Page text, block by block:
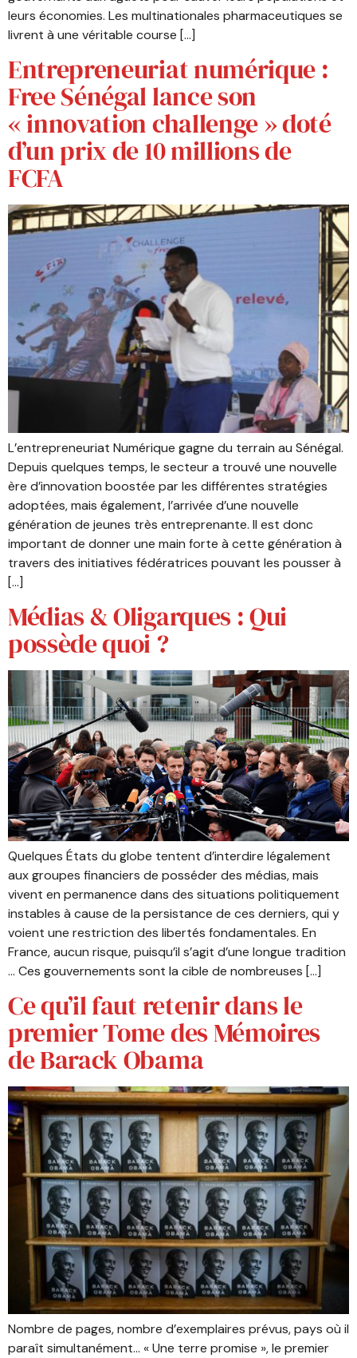
leurs économies. Les multinationales pharmaceutiques se
livrent à une véritable course […]
Entrepreneuriat numérique :
Free Sénégal lance son
« innovation challenge » doté
d’un prix de 10 millions de
FCFA
L’entrepreneuriat Numérique gagne du terrain au Sénégal.
Depuis quelques temps, le secteur a trouvé une nouvelle
ère d’innovation boostée par les différentes stratégies
adoptées, mais également, l’arrivée d’une nouvelle
génération de jeunes très entreprenante. Il est donc
important de donner une main forte à cette génération à
travers des initiatives fédératrices pouvant les pousser à
[…]
Médias & Oligarques : Qui
possède quoi ?
Quelques États du globe tentent d’interdire légalement
aux groupes financiers de posséder des médias, mais
vivent en permanence dans des situations politiquement
instables à cause de la persistance de ces derniers, qui y
voient une restriction des libertés fondamentales. En
France, aucun risque, puisqu’il s’agit d’une longue tradition
… Ces gouvernements sont la cible de nombreuses […]
Ce qu’il faut retenir dans le
premier Tome des Mémoires
de Barack Obama
Nombre de pages, nombre d’exemplaires prévus, pays où il
paraît simultanément… « Une terre promise », le premier